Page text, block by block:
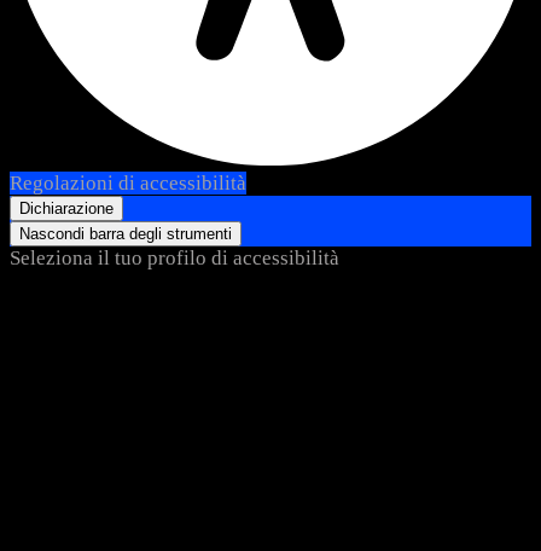
Regolazioni di accessibilità
Dichiarazione
Nascondi barra degli strumenti
Seleziona il tuo profilo di accessibilità